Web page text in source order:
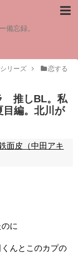
備忘録。
リーズ
恋する
推しBL。私
目編。北川が
面皮（中田アキ
に
んとこのカプの